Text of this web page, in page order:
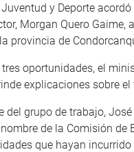
y Deporte
Morgan Quero
provincia de
oportunidades, el
explicaciones sobre
del grupo de trabajo,
de la Comisión
que hayan